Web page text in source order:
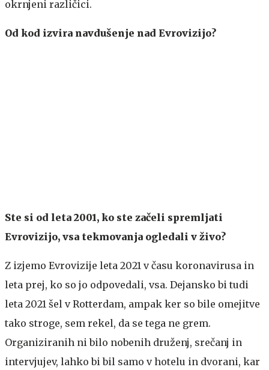
okrnjeni različici.
Od kod izvira navdušenje nad Evrovizijo?
Ste si od leta 2001, ko ste začeli spremljati
Evrovizijo, vsa tekmovanja ogledali v živo?
Z izjemo Evrovizije leta 2021 v času koronavirusa in
leta prej, ko so jo odpovedali, vsa. Dejansko bi tudi
leta 2021 šel v Rotterdam, ampak ker so bile omejitve
tako stroge, sem rekel, da se tega ne grem.
Organiziranih ni bilo nobenih druženj, srečanj in
intervjujev, lahko bi bil samo v hotelu in dvorani, kar